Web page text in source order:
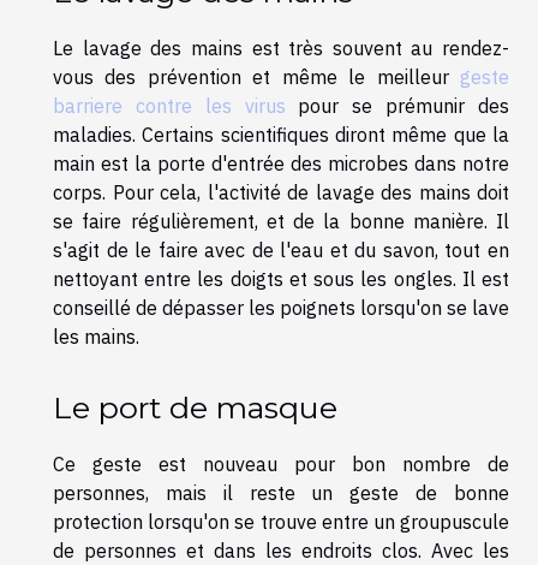
Le lavage des mains est très souvent au rendez-
vous des prévention et même le meilleur geste
barriere contre les virus pour se prémunir des
maladies. Certains scientifiques diront même que la
main est la porte d'entrée des microbes dans notre
corps. Pour cela, l'activité de lavage des mains doit
se faire régulièrement, et de la bonne manière. Il
s'agit de le faire avec de l'eau et du savon, tout en
nettoyant entre les doigts et sous les ongles. Il est
conseillé de dépasser les poignets lorsqu'on se lave
les mains.
Le port de masque
Ce geste est nouveau pour bon nombre de
personnes, mais il reste un geste de bonne
protection lorsqu'on se trouve entre un groupuscule
de personnes et dans les endroits clos. Avec les